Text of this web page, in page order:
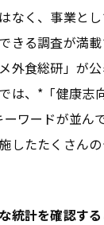
なく、事業と
きる調査が満載
外食総研」が
では、*「健康志
ーワードが並ん
したたくさん
統計を確認す